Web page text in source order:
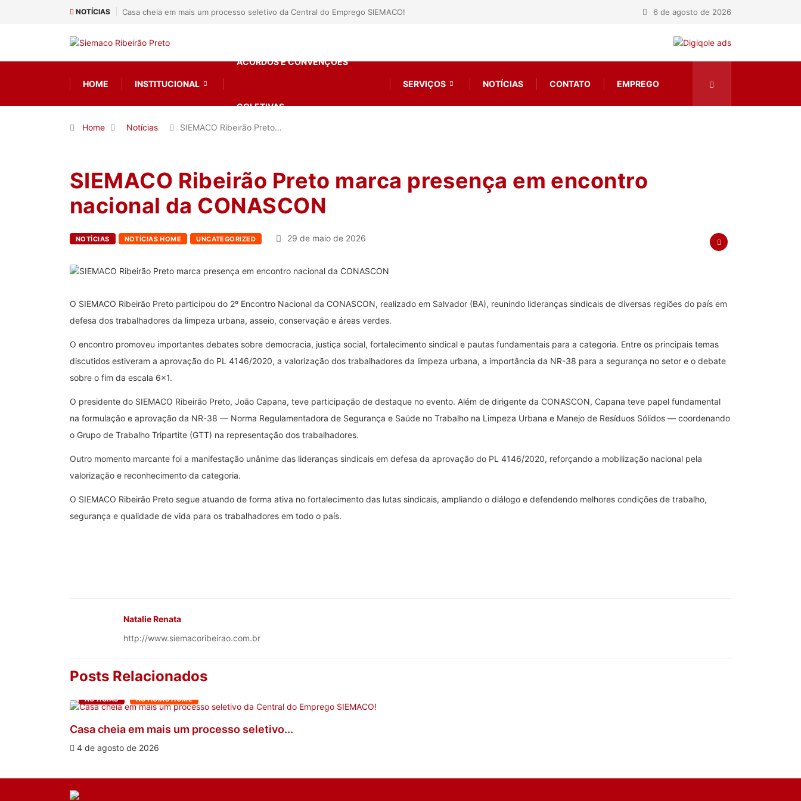
NOTÍCIAS Casa cheia em mais um processo seletivo da Central do Emprego SIEMACO! 6 de agosto de 2026
HOME INSTITUCIONAL
ACORDOS E CONVENÇÕES
COLETIVAS
SERVIÇOS NOTÍCIAS CONTATO EMPREGO
Home Notícias SIEMACO Ribeirão Preto…
SIEMACO Ribeirão Preto marca presença em encontro
nacional da CONASCON
NOTÍCIAS NOTÍCIAS HOME UNCATEGORIZED 29 de maio de 2026
O SIEMACO Ribeirão Preto participou do 2º Encontro Nacional da CONASCON, realizado em Salvador (BA), reunindo lideranças sindicais de diversas regiões do país em
defesa dos trabalhadores da limpeza urbana, asseio, conservação e áreas verdes.
O encontro promoveu importantes debates sobre democracia, justiça social, fortalecimento sindical e pautas fundamentais para a categoria. Entre os principais temas
discutidos estiveram a aprovação do PL 4146/2020, a valorização dos trabalhadores da limpeza urbana, a importância da NR-38 para a segurança no setor e o debate
sobre o fim da escala 6×1.
O presidente do SIEMACO Ribeirão Preto, João Capana, teve participação de destaque no evento. Além de dirigente da CONASCON, Capana teve papel fundamental
na formulação e aprovação da NR-38 — Norma Regulamentadora de Segurança e Saúde no Trabalho na Limpeza Urbana e Manejo de Resíduos Sólidos — coordenando
o Grupo de Trabalho Tripartite (GTT) na representação dos trabalhadores.
Outro momento marcante foi a manifestação unânime das lideranças sindicais em defesa da aprovação do PL 4146/2020, reforçando a mobilização nacional pela
valorização e reconhecimento da categoria.
O SIEMACO Ribeirão Preto segue atuando de forma ativa no fortalecimento das lutas sindicais, ampliando o diálogo e defendendo melhores condições de trabalho,
segurança e qualidade de vida para os trabalhadores em todo o país.
Natalie Renata
http://www.siemacoribeirao.com.br
Posts Relacionados
NOTÍCIAS NOTÍCIAS HOME
Casa cheia em mais um processo seletivo...
4 de agosto de 2026